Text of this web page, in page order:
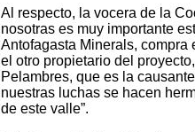
Al respecto, la vocera de la
nosotras es muy importante
Antofagasta Minerals, compra
el otro propietario del
Pelambres, que es la
nuestras luchas se hacen
de este valle”.